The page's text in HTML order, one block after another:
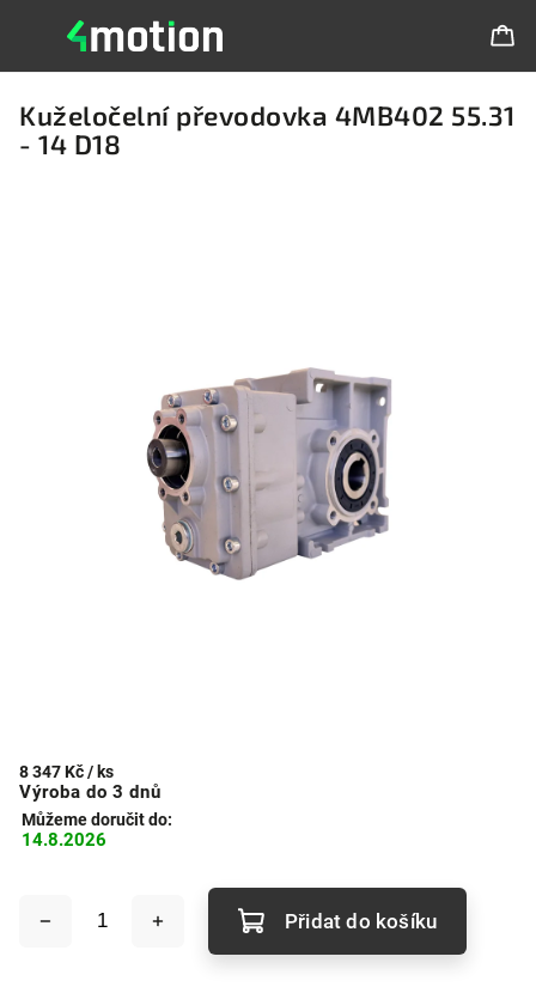
Kuželočelní převodovka 4MB402 55.31
- 14 D18
8 347 Kč/ ks
Výroba do 3 dnů
Můžeme doručit do:
14.8.2026
Přidat do košíku